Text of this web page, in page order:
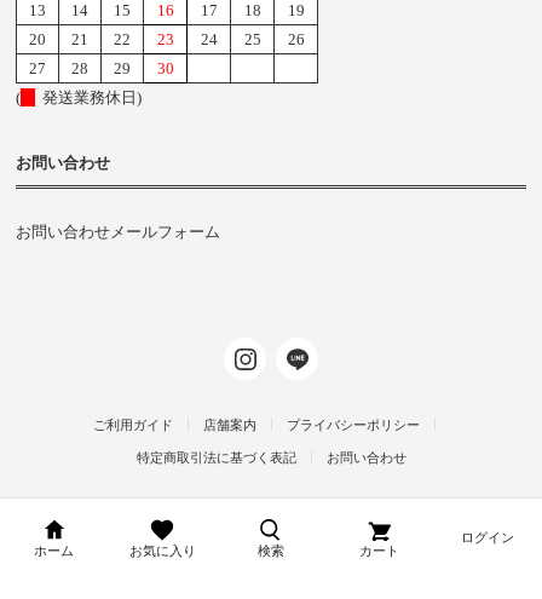
13
14 15 16 17 18
19
20
21 22 23 24 25
26
27
28 29
30
(
発送業務休日)
お問い合わせ
お問い合わせメールフォーム
ご利用ガイド 店舗案内 プライバシーポリシー
特定商取引法に基づく表記 お問い合わせ
d-arms-shop.jp
ホーム お気に入り 検索 カート
ログイン